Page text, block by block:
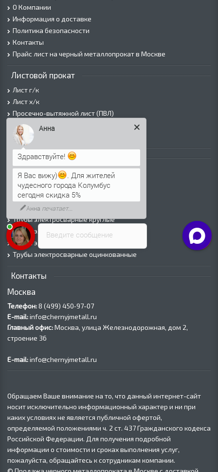
О Компании
Информация о доставке
Политика безопасности
Контакты
Прайс лист на черный металлопрокат в Москве
Листовой прокат
Лист г/к
Лист х/к
Просечно-вытяжной лист (ПВЛ)
Лист рифленый
Лист оцинкованный
Трубы
Трубы горячедеформированные
Труба холоднодеформированная
Трубы ВГП (Водогазопроводные)
Трубы ВГП оцинкованные
Трубы электросварные круглые
Трубы электросварные квадратные
Трубы электросварные прямоугольные
Трубы электросварные оцинкованные
Контакты
Москва
Телефон:8 (499) 450‑97-07
E-mail:info@chernyjmetall.ru
Главный офис:Москва, улица Железнодорожная, дом 2,
строение 36
E-mail:info@chernyjmetall.ru
Обращаем Ваше внимание на то, что данный интернет-сайт
носит исключительно информационный характер и ни при
каких условиях не является публичной офертой,
определяемой положениями ч. 2 ст. 437 Гражданского кодекса
Российской Федерации. Для получения подробной
информации о стоимости и сроках выполнения услуг,
пожалуйста, обращайтесь к сотрудникам компании.
Введите сообщение
Анна
Здравствуйте!
Я Вас вижу)
. Для жителей
чудесного города Колумбус
сегодня скидка 5%
Анна печатает...